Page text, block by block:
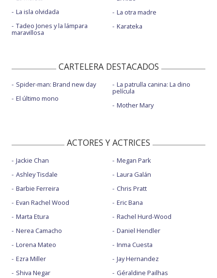
La isla olvidada
Tadeo Jones y la lámpara
maravillosa
La otra madre
Karateka
CARTELERA DESTACADOS
Spider-man: Brand new day
El último mono
La patrulla canina: La dino
película
Mother Mary
ACTORES Y ACTRICES
Jackie Chan
Ashley Tisdale
Barbie Ferreira
Evan Rachel Wood
Marta Etura
Nerea Camacho
Lorena Mateo
Ezra Miller
Shiva Negar
Megan Park
Laura Galán
Chris Pratt
Eric Bana
Rachel Hurd-Wood
Daniel Hendler
Inma Cuesta
Jay Hernandez
Géraldine Pailhas